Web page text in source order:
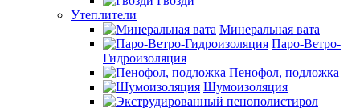
Утеплители
Минеральная вата
Паро-Ветро-
Гидроизоляция
Пенофол, подложка
Шумоизоляция